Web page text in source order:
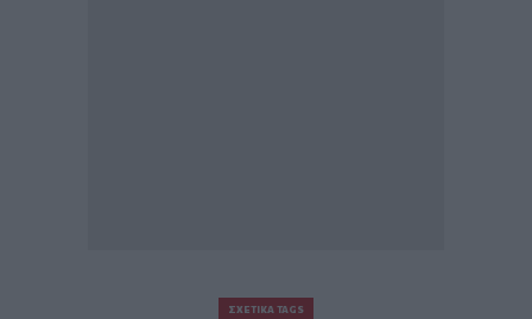
ΣΧΕΤΙΚΆ TAGS